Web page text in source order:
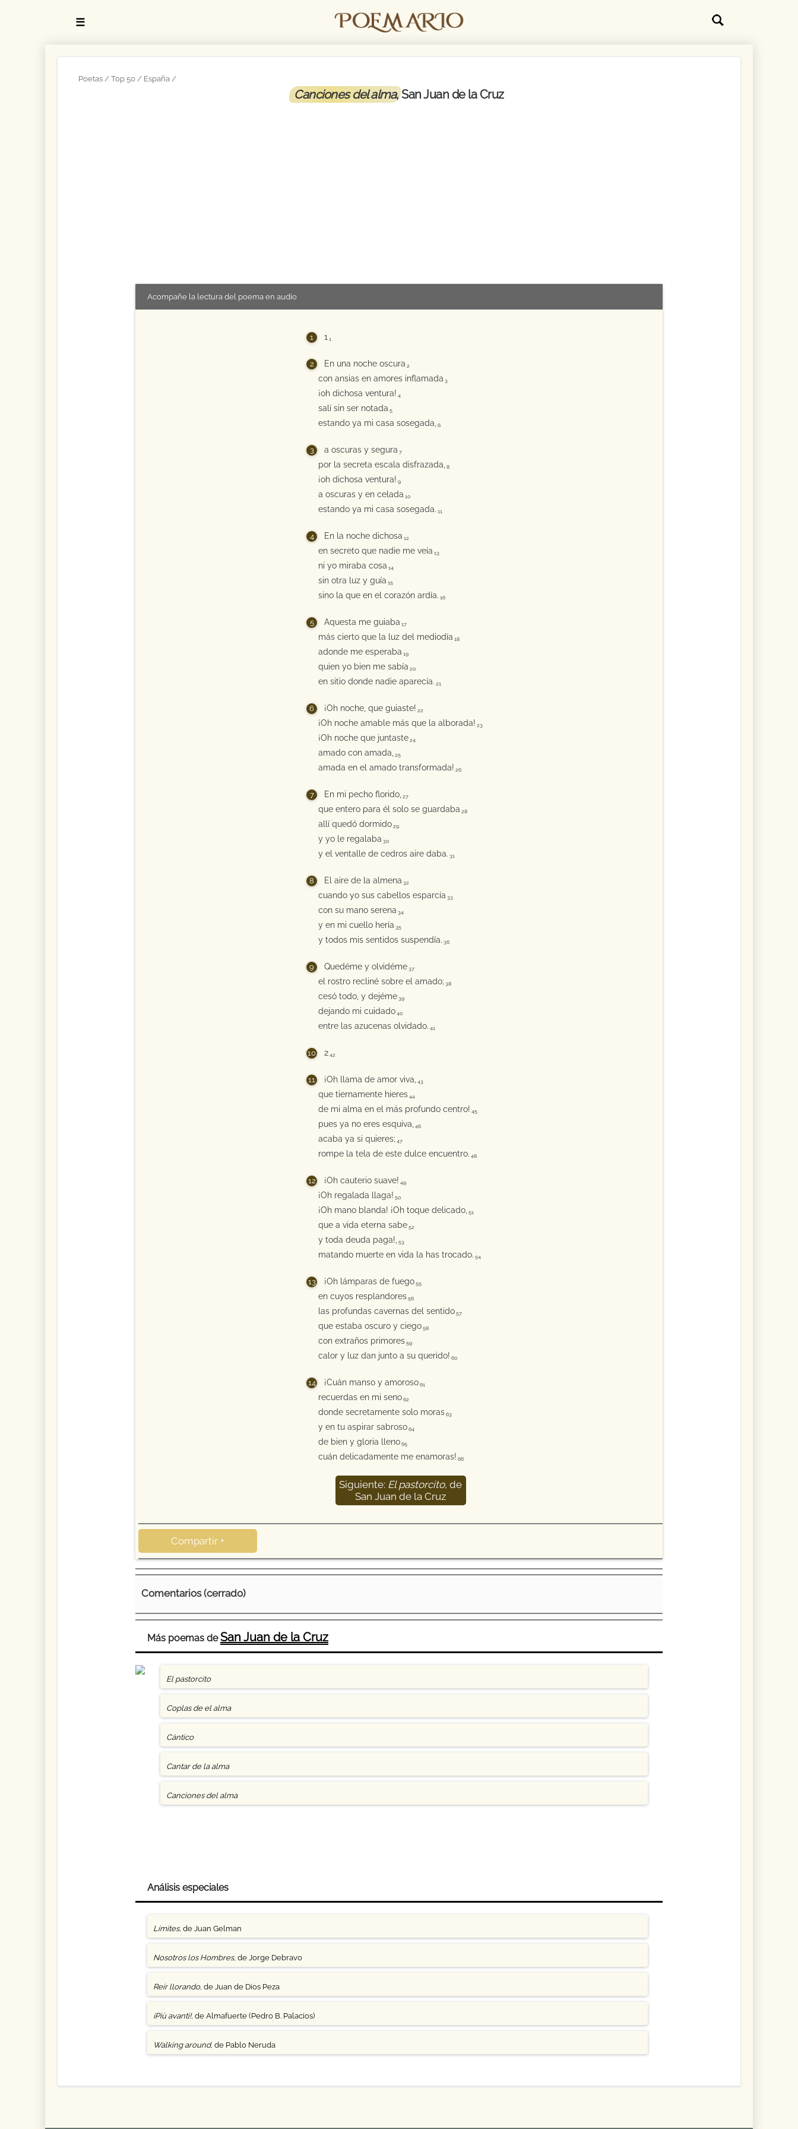
☰
Poetas Top 50 España
Canciones del alma, San Juan de la Cruz
Acompañe la lectura del poema en audio
1 1
En una noche oscura 2
con ansias en amores inflamada 3
¡oh dichosa ventura! 4
salí sin ser notada 5
estando ya mi casa sosegada, 6
a oscuras y segura 7
por la secreta escala disfrazada, 8
¡oh dichosa ventura! 9
a oscuras y en celada 10
estando ya mi casa sosegada. 11
En la noche dichosa 12
en secreto que nadie me veía 13
ni yo miraba cosa 14
sin otra luz y guía 15
sino la que en el corazón ardía. 16
Aquesta me guiaba 17
más cierto que la luz del mediodía 18
adonde me esperaba 19
quien yo bien me sabía 20
en sitio donde nadie aparecía. 21
¡Oh noche, que guiaste! 22
¡Oh noche amable más que la alborada! 23
¡Oh noche que juntaste 24
amado con amada, 25
amada en el amado transformada! 26
En mi pecho florido, 27
que entero para él solo se guardaba 28
allí quedó dormido 29
y yo le regalaba 30
y el ventalle de cedros aire daba. 31
El aire de la almena 32
cuando yo sus cabellos esparcía 33
con su mano serena 34
y en mi cuello hería 35
y todos mis sentidos suspendía. 36
Quedéme y olvidéme 37
el rostro recliné sobre el amado; 38
cesó todo, y dejéme 39
dejando mi cuidado 40
entre las azucenas olvidado. 41
2 42
¡Oh llama de amor viva, 43
que tiernamente hieres 44
de mi alma en el más profundo centro! 45
pues ya no eres esquiva, 46
acaba ya si quieres; 47
rompe la tela de este dulce encuentro. 48
¡Oh cauterio suave! 49
¡Oh regalada llaga! 50
¡Oh mano blanda! ¡Oh toque delicado, 51
que a vida eterna sabe 52
y toda deuda paga!, 53
matando muerte en vida la has trocado. 54
¡Oh lámparas de fuego 55
en cuyos resplandores 56
las profundas cavernas del sentido 57
que estaba oscuro y ciego 58
con extraños primores 59
calor y luz dan junto a su querido! 60
¡Cuán manso y amoroso 61
recuerdas en mi seno 62
donde secretamente solo moras 63
y en tu aspirar sabroso 64
de bien y gloria lleno 65
cuán delicadamente me enamoras! 66
Siguiente: El pastorcito, de
San Juan de la Cruz
Compartir +
Comentarios (cerrado)
Más poemas deSan Juan de la Cruz
El pastorcito
Coplas de el alma
Cántico
Cantar de la alma
Canciones del alma
Análisis especiales
Límites, de Juan Gelman
Nosotros los Hombres, de Jorge Debravo
Reír llorando, de Juan de Dios Peza
¡Più avanti!, de Almafuerte (Pedro B. Palacios)
Walking around, de Pablo Neruda